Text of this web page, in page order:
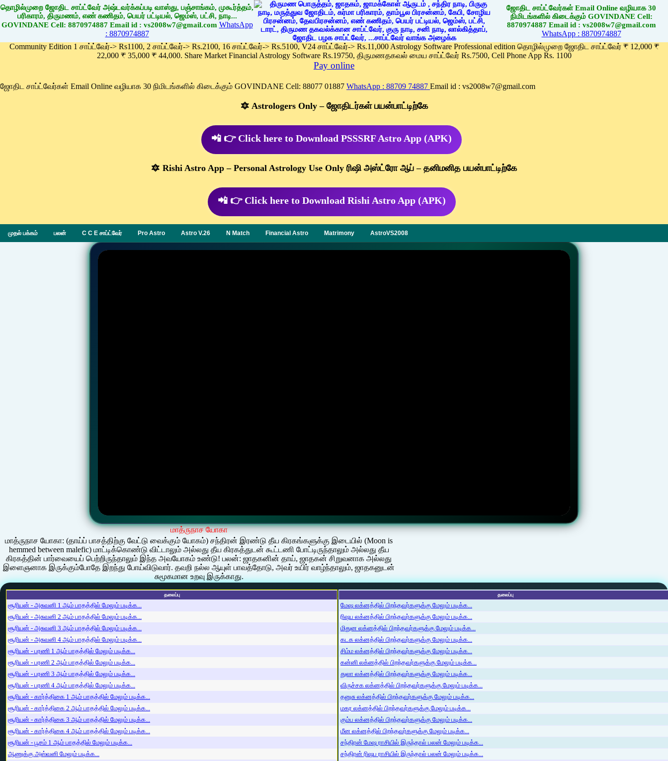
தொழில்முறை ஜோதிட சாப்ட்வேர் அஷ்டவர்க்கப்படி வாஸ்து, பஞ்சாங்கம், முகூர்த்தம்,
பரிகாரம், திருமணம், எண் கணிதம், பெயர் பட்டியல், ஜெம்ஸ், பட்சி, நாடி...
GOVINDANE Cell: 8870974887 Email id : vs2008w7@gmail.com WhatsApp
: 8870974887
ஜோதிட சாப்ட்வேர்கள் Email Online வழியாக 30
நிமிடங்களில் கிடைக்கும் GOVINDANE Cell:
8870974887 Email id : vs2008w7@gmail.com
WhatsApp : 8870974887
Community Edition 1 சாப்ட்வேர்-> Rs1100, 2 சாப்ட்வேர்-> Rs.2100, 16 சாப்ட்வேர்-> Rs.5100, V24 சாப்ட்வேர்-> Rs.11,000 Astrology Software Professional edition தொழில்முறை ஜோதிட சாப்ட்வேர் ₹ 12,000 ₹
22,000 ₹ 35,000 ₹ 44,000. Share Market Financial Astrology Software Rs.19750, திருமணதகவல் மைய சாப்ட்வேர் Rs.7500, Cell Phone App Rs. 1100
Pay online
ஜோதிட சாப்ட்வேர்கள் Email Online வழியாக 30 நிமிடங்களில் கிடைக்கும் GOVINDANE Cell: 88077 01887 WhatsApp : 88709 74887 Email id : vs2008w7@gmail.com
🔯 Astrologers Only – ஜோதிடர்கள் பயன்பாட்டிற்கே
📲 👉 Click here to Download PSSSRF Astro App (APK)
🔯 Rishi Astro App – Personal Astrology Use Only ரிஷி அஸ்ட்ரோ ஆப் – தனிமனித பயன்பாட்டிற்கே
📲 👉 Click here to Download Rishi Astro App (APK)
முதல் பக்கம் பலன் C C E சாப்ட்வேர் Pro Astro Astro V.26 N Match Financial Astro Matrimony AstroVS2008
மாத்ருநாச யோகா
மாத்ருநாச யோகா: (தாய்ப் பாசத்திற்கு வேட்டு வைக்கும் யோகம்) சந்திரன் இரண்டு தீய கிரகங்களுக்கு இடையில் (Moon is
hemmed between malefic) மாட்டிக்கொண்டு விட்டாலும் அல்லது தீய கிரகத்துடன் கூட்டணி போட்டிருந்தாலும் அல்லது தீய
கிரகத்தின் பார்வையைப் பெற்றிருந்தாலும் இந்த அவயோகம் உண்டு! பலன்: ஜாதகனின் தாய், ஜாதகன் சிறுவனாக அல்லது
இளைஞனாக இருக்கும்போதே இறந்து போய்விடுவார். தவறி நல்ல ஆயுள் பாவத்தோடு, அவர் உயிர் வாழ்ந்தாலும், ஜாதகனுடன்
சுமூகமான உறவு இருக்காது.
தலைப்பு
சூரியன் - அசுவனி 1 ஆம் பாதத்தில் மேலும் படிக்க...
சூரியன் - அசுவனி 2 ஆம் பாதத்தில் மேலும் படிக்க...
சூரியன் - அசுவனி 3 ஆம் பாதத்தில் மேலும் படிக்க...
சூரியன் - அசுவனி 4 ஆம் பாதத்தில் மேலும் படிக்க...
சூரியன் - பரணி 1 ஆம் பாதத்தில் மேலும் படிக்க...
சூரியன் - பரணி 2 ஆம் பாதத்தில் மேலும் படிக்க...
சூரியன் - பரணி 3 ஆம் பாதத்தில் மேலும் படிக்க...
சூரியன் - பரணி 4 ஆம் பாதத்தில் மேலும் படிக்க...
சூரியன் - கார்த்திகை 1 ஆம் பாதத்தில் மேலும் படிக்க...
சூரியன் - கார்த்திகை 2 ஆம் பாதத்தில் மேலும் படிக்க...
சூரியன் - கார்த்திகை 3 ஆம் பாதத்தில் மேலும் படிக்க...
சூரியன் - கார்த்திகை 4 ஆம் பாதத்தில் மேலும் படிக்க...
சூரியன் - பூசம் 1 ஆம் பாதத்தில் மேலும் படிக்க...
ஆணுக்கு அஸ்வனி மேலும் படிக்க...
தலைப்பு
மேஷ லக்னத்தில் பிறந்தவர்களுக்கு மேலும் படிக்க...
ரிஷப லக்னத்தில் பிறந்தவர்களுக்கு மேலும் படிக்க...
மிதுன லக்னத்தில் பிறந்தவர்களுக்கு மேலும் படிக்க...
கடக லக்னத்தில் பிறந்தவர்களுக்கு மேலும் படிக்க...
சிம்ம லக்னத்தில் பிறந்தவர்களுக்கு மேலும் படிக்க...
கன்னி லக்னத்தில் பிறந்தவர்களுக்கு மேலும் படிக்க...
துலா லக்னத்தில் பிறந்தவர்களுக்கு மேலும் படிக்க...
விருச்சக லக்னத்தில் பிறந்தவர்களுக்கு மேலும் படிக்க...
தனுசு லக்னத்தில் பிறந்தவர்களுக்கு மேலும் படிக்க...
மகர லக்னத்தில் பிறந்தவர்களுக்கு மேலும் படிக்க...
கும்ப லக்னத்தில் பிறந்தவர்களுக்கு மேலும் படிக்க...
மீன லக்னத்தில் பிறந்தவர்களுக்கு மேலும் படிக்க...
சந்திரன் மேஷ ராசியில் இருந்தால் பலன் மேலும் படிக்க...
சந்திரன் ரிஷப ராசியில் இருந்தால் பலன் மேலும் படிக்க...